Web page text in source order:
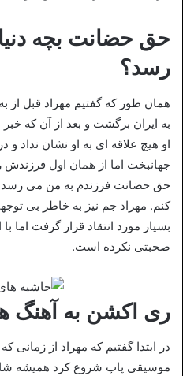
حق حضانت بچه
رسد؟
همان طور که گفتیم مهراد قبل از به
به ایران برگشت و بعد از آن که
او هیچ علاقه ای به او نشان نداد
جهانبخت اما از همان اول
حق حضانت فرزندم به من می رسد
کنم. مهراد جم نیز به خاطر بی
بسیار مورد انتقاد قرار گرفت اما
صحبتی نکرده است.
ری اکشن به آهنگ
در ابتدا گفتیم که مهراد از زمانی
موسیقی پاپ شروع کرد همیشه